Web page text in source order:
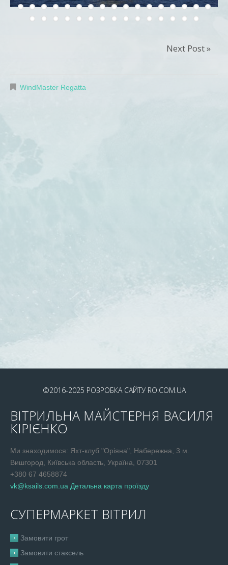
Next Post »
WindMaster Regatta
©2016-2025 РОЗРОБКА САЙТУ RO.COM.UA
ВІТРИЛЬНА МАЙСТЕРНЯ ВАСИЛЯ
КІРІЄНКО
Ми знаходимося: Яхт-клуб "Оріяна", Набережна, 3 м.
Вишгород, Київська область, Україна, 07301
+380 67 4658874
vk@ksails.com.ua Детальна карта проїзду
СУПЕРМАРКЕТ ВІТРИЛ
Замовити грот
Замовити стаксель